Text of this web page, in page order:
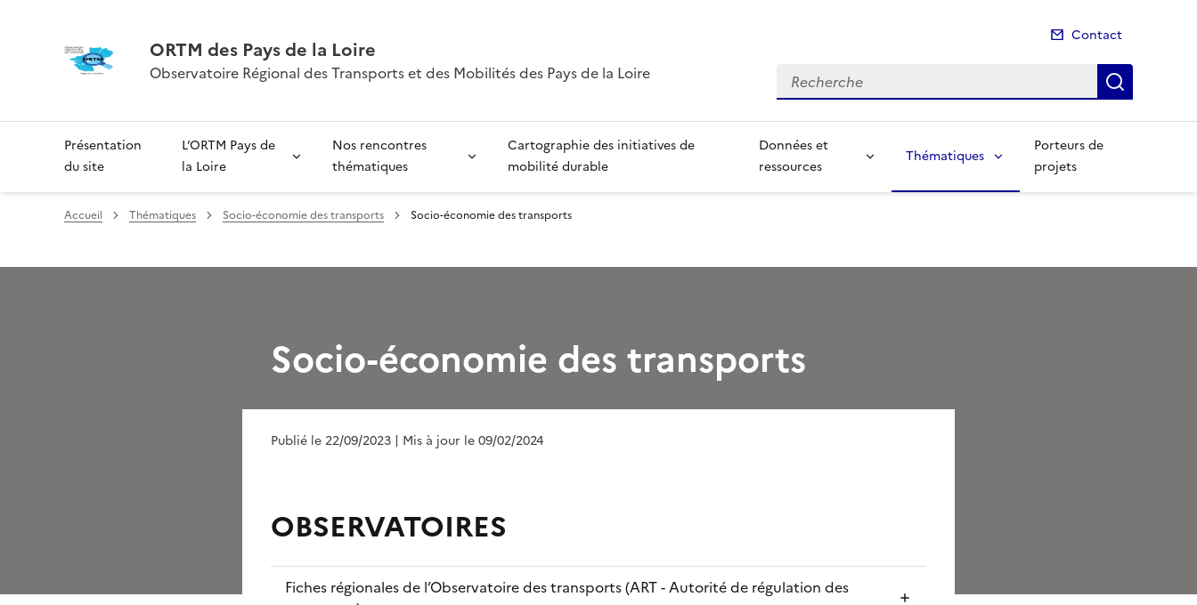
ORTM des Pays de la Loire
Observatoire Régional des Transports et des Mobilités des Pays de la Loire
Contact
Recherche
Présentation
du site
L’ORTM Pays de
la Loire
Nos rencontres
thématiques
Cartographie des initiatives de
mobilité durable
Données et
ressources
Thématiques
Porteurs de
projets
Accueil Thématiques Socio-économie des transports Socio-économie des transports
Socio-économie des transports
Publié le 22/09/2023 | Mis à jour le 09/02/2024
OBSERVATOIRES
Fiches régionales de l’Observatoire des transports (ART - Autorité de régulation des